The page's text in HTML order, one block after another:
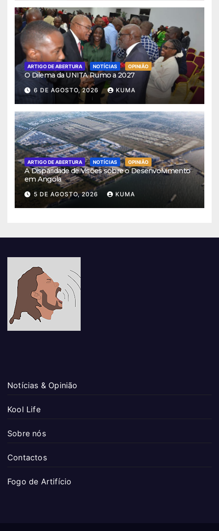
ARTIGO DE ABERTURA NOTÍCIAS OPINIÃO
O Dilema da UNITA Rumo a 2027
6 DE AGOSTO, 2026 KUMA
ARTIGO DE ABERTURA NOTÍCIAS OPINIÃO
A Disparidade de Visões sobre o Desenvolvimento
em Angola
5 DE AGOSTO, 2026 KUMA
Notícias & Opinião
Kool Life
Sobre nós
Contactos
Fogo de Artifício